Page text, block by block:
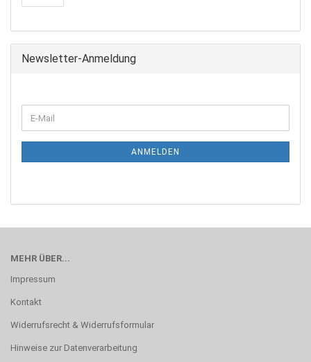
Newsletter-Anmeldung
ZUR
E-
Mail
ANMELDEN
MEHR ÜBER...
Impressum
Kontakt
Widerrufsrecht & Widerrufsformular
Hinweise zur Datenverarbeitung